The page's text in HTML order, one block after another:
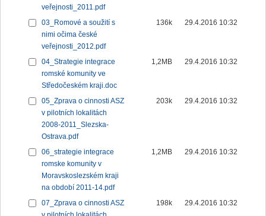
veřejnosti_2011.pdf
03_Romové a soužití s
nimi očima české
veřejnosti_2012.pdf
136k 29.4.2016 10:32
04_Strategie integrace
romské komunity ve
Středočeském kraji.doc
1,2MB 29.4.2016 10:32
05_Zprava o cinnosti ASZ
v pilotních lokalitách
2008-2011_Slezska-
Ostrava.pdf
203k 29.4.2016 10:32
06_strategie integrace
romske komunity v
Moravskoslezském kraji
na období 2011-14.pdf
1,2MB 29.4.2016 10:32
07_Zprava o cinnosti ASZ
198k 29.4.2016 10:32